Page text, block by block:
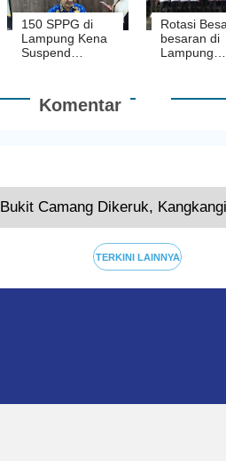
150 SPPG di
Lampung Kena
Suspend
Pengelolaan
Limbah
Rotasi
besaran di
Lampung
Pejabat
Komentar
Bukit Camang Dikeruk,
Terkini
TERKINI LAINNYA